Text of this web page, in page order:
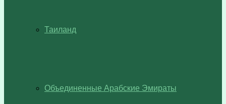
Таиланд
Объединенные Арабские Эмираты